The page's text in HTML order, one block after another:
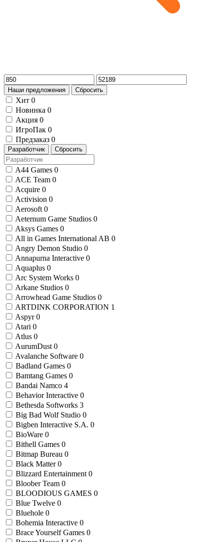
Наши предложения Сбросить
Хит 0
Новинка 0
Акция 0
ИгроПак 0
Предзаказ 0
Разработчик Сбросить
A44 Games 0
ACE Team 0
Acquire 0
Activision 0
Aerosoft 0
Aeternum Game Studios 0
Aksys Games 0
All in Games International AB 0
Angry Demon Studio 0
Annapurna Interactive 0
Aquaplus 0
Arc System Works 0
Arkane Studios 0
Arrowhead Game Studios 0
ARTDINK CORPORATION 1
Aspyr 0
Atari 0
Atlus 0
AurumDust 0
Avalanche Software 0
Badland Games 0
Bamtang Games 0
Bandai Namco 4
Behavior Interactive 0
Bethesda Softworks 3
Big Bad Wolf Studio 0
Bigben Interactive S.A. 0
BioWare 0
Bithell Games 0
Bitmap Bureau 0
Black Matter 0
Blizzard Entertainment 0
Bloober Team 0
BLOODIOUS GAMES 0
Blue Twelve 0
Bluehole 0
Bohemia Interactive 0
Brace Yourself Games 0